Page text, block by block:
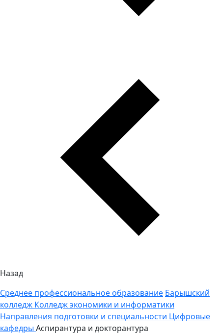
Назад
Среднее профессиональное образование Барышский
колледж Колледж экономики и информатики
Направления подготовки и специальности Цифровые
кафедры Аспирантура и докторантура